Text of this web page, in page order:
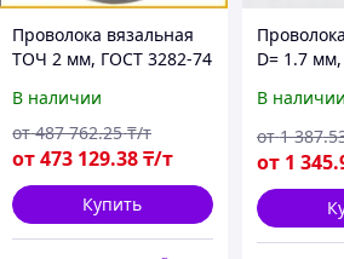
Проволока вязальная
ТОЧ 2 мм, ГОСТ 3282-74
В наличии
от473 129.38₸/т
от 487 762.25 ₸/т
Купить
D= 1.7
Упаковка:
В наличии
от 1 345
от 1 387